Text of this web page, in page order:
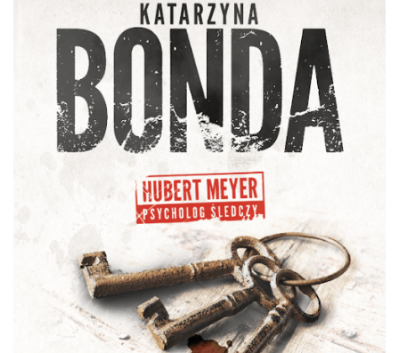
PATRONATY
WYWIADY
RECENZJE
DO CZYTANIA
KONTAKT